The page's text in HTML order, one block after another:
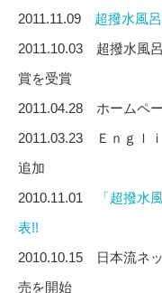
2011.11.09 超撥水風
2011.10.03 超撥水風
賞を受賞
2011.04.28 ホームペ
2011.03.23 Ｅｎｇｌ
追加
2010.11.01
「超撥水
表!!
2010.10.15 日本流ネ
売を開始